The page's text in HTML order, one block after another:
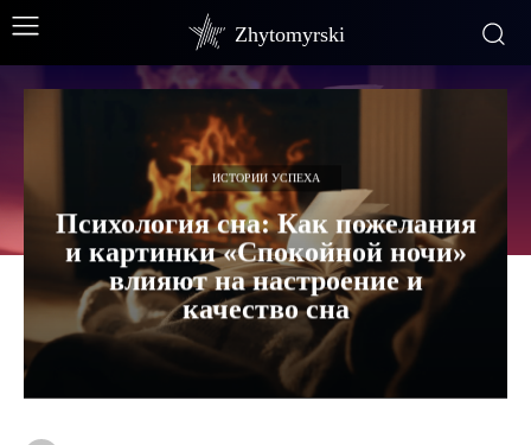
Zhytomyrski
ИСТОРИИ УСПЕХА
Психология сна: Как пожелания
и картинки «Спокойной ночи»
влияют на настроение и
качество сна